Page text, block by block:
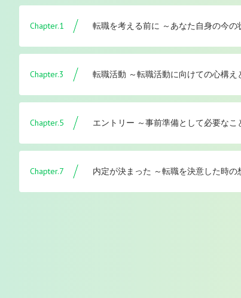
Chapter.1 転職を考える前に ～あなた自身の今の
Chapter.3 転職活動 ～転職活動に向けての心構え
Chapter.5 エントリー ～事前準備として必要なこ
Chapter.7 内定が決まった ～転職を決意した時の